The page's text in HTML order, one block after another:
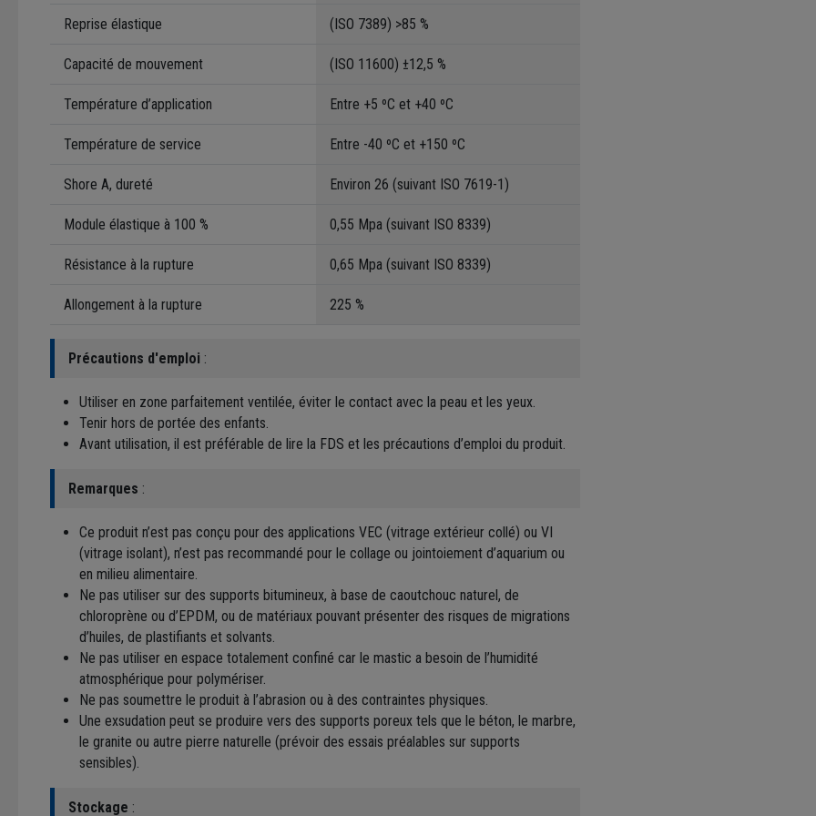
Reprise élastique (ISO 7389) >85 %
Capacité de mouvement (ISO 11600) ±12,5 %
Température d’application Entre +5 ºC et +40 ºC
Température de service Entre -40 ºC et +150 ºC
Shore A, dureté Environ 26 (suivant ISO 7619-1)
Module élastique à 100 % 0,55 Mpa (suivant ISO 8339)
Résistance à la rupture 0,65 Mpa (suivant ISO 8339)
Allongement à la rupture 225 %
Précautions d'emploi :
Utiliser en zone parfaitement ventilée, éviter le contact avec la peau et les yeux.
Tenir hors de portée des enfants.
Avant utilisation, il est préférable de lire la FDS et les précautions d’emploi du produit.
Remarques :
Ce produit n’est pas conçu pour des applications VEC (vitrage extérieur collé) ou VI
(vitrage isolant), n’est pas recommandé pour le collage ou jointoiement d’aquarium ou
en milieu alimentaire.
Ne pas utiliser sur des supports bitumineux, à base de caoutchouc naturel, de
chloroprène ou d’EPDM, ou de matériaux pouvant présenter des risques de migrations
d’huiles, de plastifiants et solvants.
Ne pas utiliser en espace totalement confiné car le mastic a besoin de l’humidité
atmosphérique pour polymériser.
Ne pas soumettre le produit à l’abrasion ou à des contraintes physiques.
Une exsudation peut se produire vers des supports poreux tels que le béton, le marbre,
le granite ou autre pierre naturelle (prévoir des essais préalables sur supports
sensibles).
Stockage :